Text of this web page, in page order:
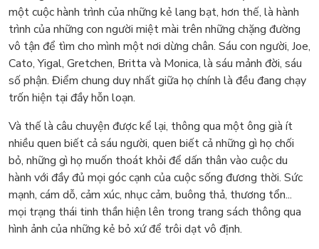
một cuộc hành trình của những kẻ lang bạt, hơn thế, là hành
trình của những con người miệt mài trên những chặng đường
vô tận để tìm cho mình một nơi dừng chân. Sáu con người, Joe,
Cato, Yigal, Gretchen, Britta và Monica, là sáu mảnh đời, sáu
số phận. Điểm chung duy nhất giữa họ chính là đều đang chạy
trốn hiện tại đầy hỗn loạn.
Và thế là câu chuyện được kể lại, thông qua một ông già ít
nhiều quen biết cả sáu người, quen biết cả những gì họ chối
bỏ, những gì họ muốn thoát khỏi để dấn thân vào cuộc du
hành với đầy đủ mọi góc cạnh của cuộc sống đương thời. Sức
mạnh, cám dỗ, cảm xúc, nhục cảm, buông thả, thương tổn...
mọi trạng thái tinh thần hiện lên trong trang sách thông qua
hình ảnh của những kẻ bỏ xứ để trôi dạt vô định.